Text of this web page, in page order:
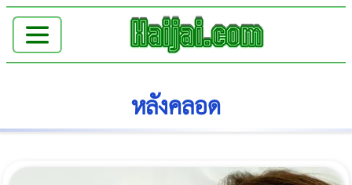
หลังคลอด